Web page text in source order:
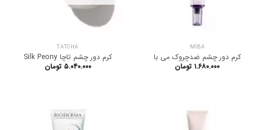
MIBA
کرم دور چشم ضدچروک می با
۱.۶۸۰.۰۰۰ تومان
TATCHA
کرم دور چشم تاچا Silk Peony
۵.۰۴۰.۰۰۰ تومان